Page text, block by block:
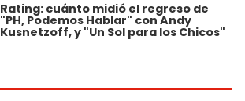
Rating: cuánto midió el regreso de
"PH, Podemos Hablar" con Andy
Kusnetzoff, y "Un Sol para los Chicos"